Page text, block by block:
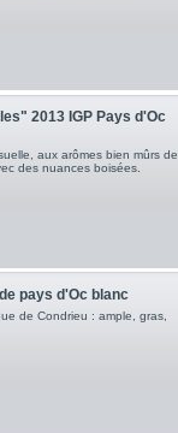
2013 IGP Pays d'Oc
aux arômes bien mûrs de
des nuances boisées.
pays d'Oc blanc
de Condrieu : ample, gras,